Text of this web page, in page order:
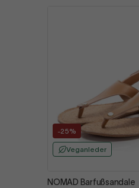
-25%
Veganleder
NOMAD Barfußsandale